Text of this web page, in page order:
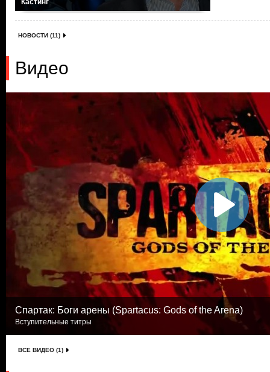
Кастинг
НОВОСТИ (11)
Видео
Спартак: Боги арены (Spartacus: Gods of the Arena)
Вступительные титры
ВСЕ ВИДЕО (1)